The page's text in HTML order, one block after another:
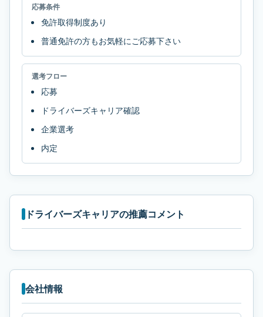
応募条件
免許取得制度あり
普通免許の方もお気軽にご応募下さい
選考フロー
応募
ドライバーズキャリア確認
企業選考
内定
ドライバーズキャリアの推薦コメント
会社情報